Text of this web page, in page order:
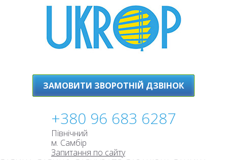
ЗАМОВИТИ ЗВОРОТНІЙ ДЗВІНОК
+380 96 683 6287
Північний
м. Самбір
Запитання по сайту